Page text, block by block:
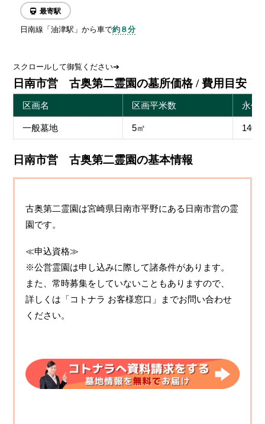
最寄駅
日南線「油津駅」から車で約８分
スクロールして御覧ください➔
日南市営 古奥第二霊園の墓所価格 / 費用目安
区画名 区画平米数 永代
一般墓地 5㎡
日南市営 古奥第二霊園の基本情報
古奥第二霊園は宮崎県日南市平野にある日南市営の霊
園です。
≪申込資格≫
※公営霊園は申し込みに際して諸条件があります。
また、常時募集をしていないこともありますので、
詳しくは「コトナラ お客様窓口」までお問い合わせ
ください。